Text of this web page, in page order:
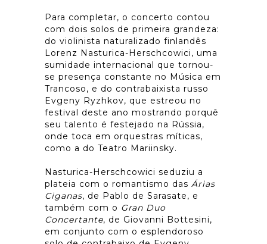
Para completar, o concerto contou
com dois solos de primeira grandeza:
do violinista naturalizado finlandês
Lorenz Nasturica-Herschcowici, uma
sumidade internacional que tornou-
se presença constante no Música em
Trancoso, e do contrabaixista russo
Evgeny Ryzhkov, que estreou no
festival deste ano mostrando porquê
seu talento é festejado na Rússia,
onde toca em orquestras míticas,
como a do Teatro Mariinsky.
Nasturica-Herschcowici seduziu a
plateia com o romantismo das Árias
Ciganas, de Pablo de Sarasate, e
também com o Gran Duo
Concertante, de Giovanni Bottesini,
em conjunto com o esplendoroso